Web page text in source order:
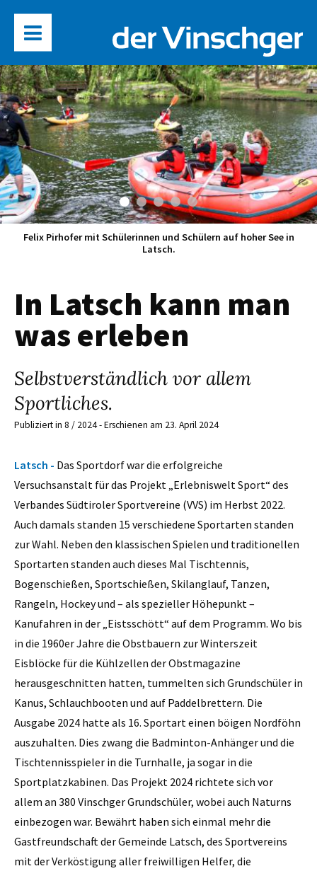
Felix Pirhofer mit Schülerinnen und Schülern auf hoher See in
Latsch.
In Latsch kann man
was erleben
Selbstverständlich vor allem
Sportliches.
Publiziert in 8 / 2024 - Erschienen am 23. April 2024
Latsch - Das Sportdorf war die erfolgreiche
Versuchsanstalt für das Projekt „Erlebniswelt Sport“ des
Verbandes Südtiroler Sportvereine (VVS) im Herbst 2022.
Auch damals standen 15 verschiedene Sportarten standen
zur Wahl. Neben den klassischen Spielen und traditionellen
Sportarten standen auch dieses Mal Tischtennis,
Bogenschießen, Sportschießen, Skilanglauf, Tanzen,
Rangeln, Hockey und – als spezieller Höhepunkt –
Kanufahren in der „Eistsschött“ auf dem Programm. Wo bis
in die 1960er Jahre die Obstbauern zur Winterszeit
Eisblöcke für die Kühlzellen der Obstmagazine
herausgeschnitten hatten, tummelten sich Grundschüler in
Kanus, Schlauchbooten und auf Paddelbrettern. Die
Ausgabe 2024 hatte als 16. Sportart einen böigen Nordföhn
auszuhalten. Dies zwang die Badminton-Anhänger und die
Tischtennisspieler in die Turnhalle, ja sogar in die
Sportplatzkabinen. Das Projekt 2024 richtete sich vor
allem an 380 Vinschger Grundschüler, wobei auch Naturns
einbezogen war. Bewährt haben sich einmal mehr die
Gastfreundschaft der Gemeinde Latsch, des Sportvereins
mit der Verköstigung aller freiwilligen Helfer, die